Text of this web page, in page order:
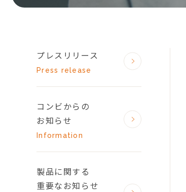
プレスリリース
Press release
コンビからの
お知らせ
Information
製品に関する
重要なお知らせ